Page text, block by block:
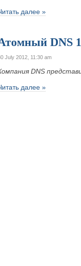
далее »
DNS
July 2012, 11:30 am
DNS
далее »